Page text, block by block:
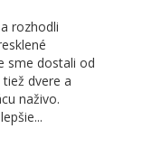
rozhodli
sme dostali od
dvere a
naživo.